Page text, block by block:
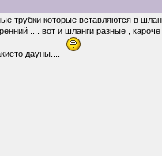
трубки которые вставляются в
.... вот и шланги разные ,
дауны....